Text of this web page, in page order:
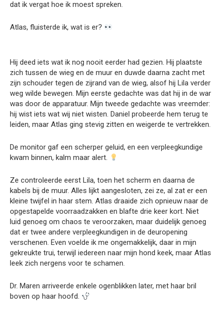
dat ik vergat hoe ik moest spreken.
Atlas, fluisterde ik, wat is er?
Hij deed iets wat ik nog nooit eerder had gezien. Hij plaatste
zich tussen de wieg en de muur en duwde daarna zacht met
zijn schouder tegen de zijrand van de wieg, alsof hij Lila verder
weg wilde bewegen. Mijn eerste gedachte was dat hij in de war
was door de apparatuur. Mijn tweede gedachte was vreemder:
hij wist iets wat wij niet wisten. Daniel probeerde hem terug te
leiden, maar Atlas ging stevig zitten en weigerde te vertrekken.
De monitor gaf een scherper geluid, en een verpleegkundige
kwam binnen, kalm maar alert.
Ze controleerde eerst Lila, toen het scherm en daarna de
kabels bij de muur. Alles lijkt aangesloten, zei ze, al zat er een
kleine twijfel in haar stem. Atlas draaide zich opnieuw naar de
opgestapelde voorraadzakken en blafte drie keer kort. Niet
luid genoeg om chaos te veroorzaken, maar duidelijk genoeg
dat er twee andere verpleegkundigen in de deuropening
verschenen. Even voelde ik me ongemakkelijk, daar in mijn
gekreukte trui, terwijl iedereen naar mijn hond keek, maar Atlas
leek zich nergens voor te schamen.
Dr. Maren arriveerde enkele ogenblikken later, met haar bril
boven op haar hoofd.